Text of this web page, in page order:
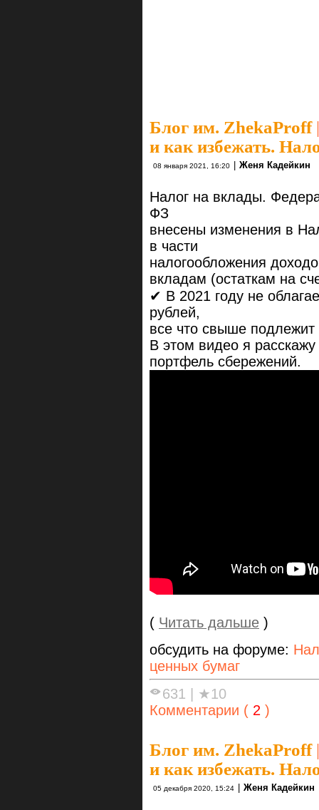
Блог им. ZhekaProff|
и как избежать.
08 января 2021, 16:20 | Женя Кадейкин
Налог на вклады.
ФЗ
внесены изменения в
в части
налогообложения
вкладам (остаткам на
✔ В 2021 году не
рублей,
все что свыше
В этом видео я
портфель сбережений.
( Читать дальше )
обсудить на форуме:
ценных бумаг
631
★10
Комментарии ( 2 )
Блог им. ZhekaProff|
и как избежать.
05 декабря 2020, 15:24 Женя Кадейкин